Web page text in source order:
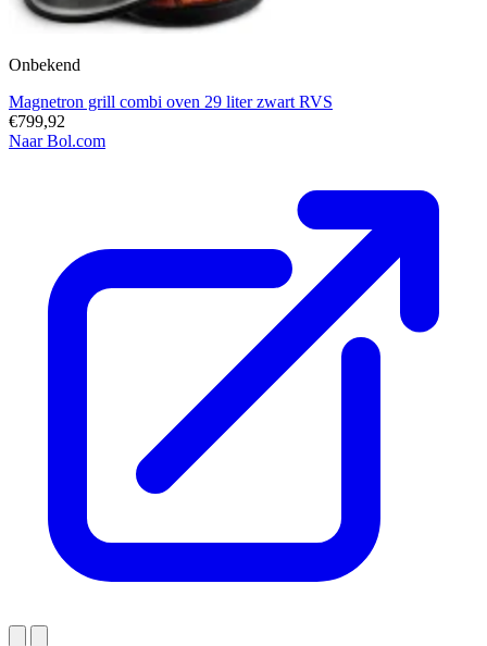
Onbekend
Magnetron grill combi oven 29 liter zwart RVS
€799,92
Naar Bol.com